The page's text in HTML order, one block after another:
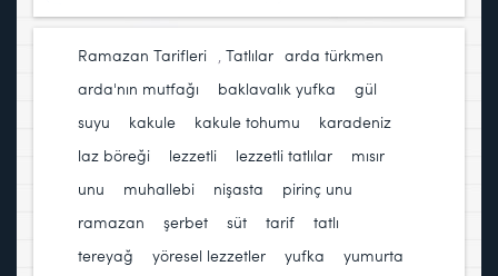
Ramazan Tarifleri , Tatlılar arda türkmen
arda'nın mutfağı
baklavalık yufka
gül
suyu
kakule kakule tohumu karadeniz
laz böreği
lezzetli lezzetli tatlılar
mısır
unu
muhallebi nişasta pirinç unu
ramazan
şerbet süt tarif tatlı
tereyağ
yöresel lezzetler yufka yumurta